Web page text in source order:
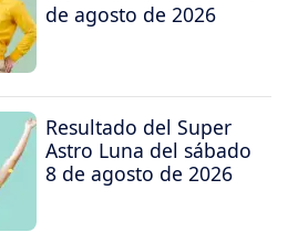
de agosto de 2026
Resultado del Super
Astro Luna del sábado
8 de agosto de 2026